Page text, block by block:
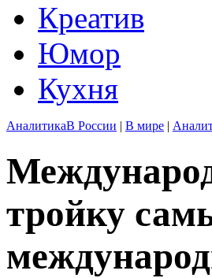
Креатив
Юмор
Кухня
АналитикаВ России | В мире |
тройку